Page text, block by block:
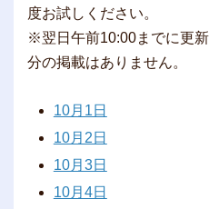
度お試しください。
※翌日午前10:00までに更
分の掲載はありません。
10月1日
10月2日
10月3日
10月4日